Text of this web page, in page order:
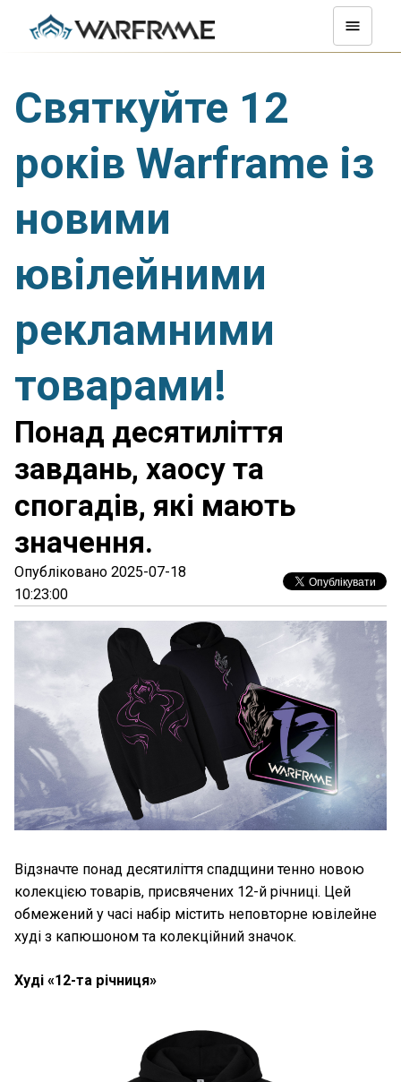
Святкуйте 12
років Warframe із
новими
ювілейними
рекламними
товарами!
Понад десятиліття
завдань, хаосу та
спогадів, які мають
значення.
Опубліковано 2025-07-18
10:23:00
Відзначте понад десятиліття спадщини тенно новою
колекцією товарів, присвячених 12-й річниці. Цей
обмежений у часі набір містить неповторне ювілейне
худі з капюшоном та колекційний значок.
Худі «12-та річниця»